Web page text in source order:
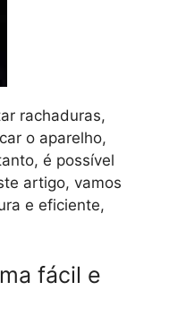
rachaduras,
o aparelho,
é possível
artigo, vamos
e eficiente,
fácil e